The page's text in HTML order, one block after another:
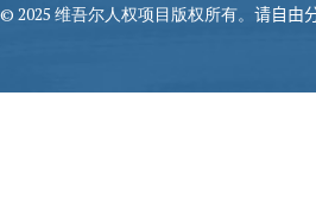
© 2025 维吾尔人权项目版权所有。 请自由